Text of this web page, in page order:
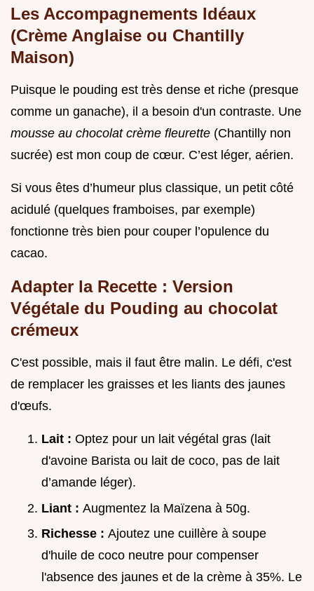
Les Accompagnements Idéaux
(Crème Anglaise ou Chantilly
Maison)
Puisque le pouding est très dense et riche (presque
comme un ganache), il a besoin d'un contraste. Une
mousse au chocolat crème fleurette (Chantilly non
sucrée) est mon coup de cœur. C’est léger, aérien.
Si vous êtes d’humeur plus classique, un petit côté
acidulé (quelques framboises, par exemple)
fonctionne très bien pour couper l’opulence du
cacao.
Adapter la Recette : Version
Végétale du Pouding au chocolat
crémeux
C'est possible, mais il faut être malin. Le défi, c'est
de remplacer les graisses et les liants des jaunes
d'œufs.
Lait : Optez pour un lait végétal gras (lait
d'avoine Barista ou lait de coco, pas de lait
d’amande léger).
Liant : Augmentez la Maïzena à 50g.
Richesse : Ajoutez une cuillère à soupe
d'huile de coco neutre pour compenser
l'absence des jaunes et de la crème à 35%. Le